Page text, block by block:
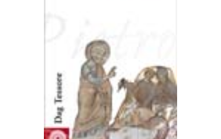
AGGIUNGI AL CARRELLO